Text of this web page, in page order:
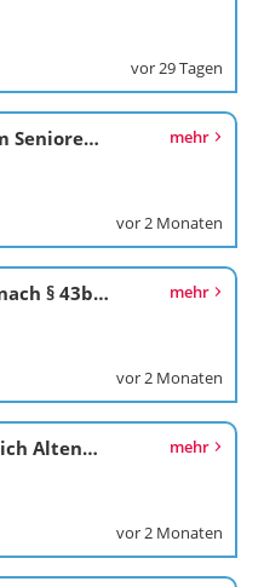
vor 29 Tagen
Pflegefachkraft (m/w/d) im Seniorenzentrum mehr
vor 2 Monaten
Betreuungskraft (m/w/d) nach § 43b SGB XI im Widdumhof mehr
vor 2 Monaten
Verwaltungskraft im Bereich Altenpflege (m/w/d) mehr
vor 2 Monaten